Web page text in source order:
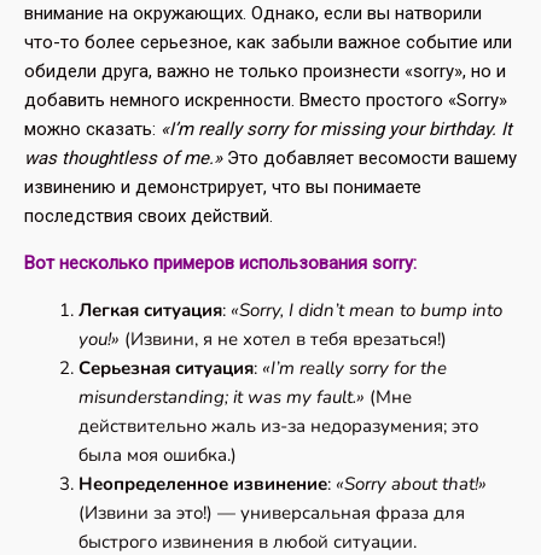
внимание на окружающих. Однако, если вы натворили
что-то более серьезное, как забыли важное событие или
обидели друга, важно не только произнести «sorry», но и
добавить немного искренности. Вместо простого «Sorry»
можно сказать: «I’m really sorry for missing your birthday. It
was thoughtless of me.»Это добавляет весомости вашему
извинению и демонстрирует, что вы понимаете
последствия своих действий.
Вот несколько примеров использования sorry:
Легкая ситуация: «Sorry, I didn’t mean to bump into
you!» (Извини, я не хотел в тебя врезаться!)
Серьезная ситуация: «I’m really sorry for the
misunderstanding; it was my fault.» (Мне
действительно жаль из-за недоразумения; это
была моя ошибка.)
Неопределенное извинение: «Sorry about that!»
(Извини за это!) — универсальная фраза для
быстрого извинения в любой ситуации.